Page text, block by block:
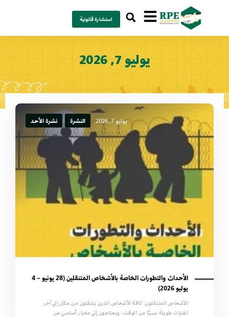
استشارة قانونية
يوليو 7, 2026
يوليو 7, 2026 النشرة نشرة الأحد
الأحداث والتطورات الخاصة بالأشخاص المتنقلين (28 يونيو – 4
يوليو 2026)
الأشخاص المتنقلون: كافة الأشخاص الذين ينتقلون من مكان إلى آخر
لفترات طويلة نسبيًّا من الوقت، ويحتاجون إلى معيار أساسي من